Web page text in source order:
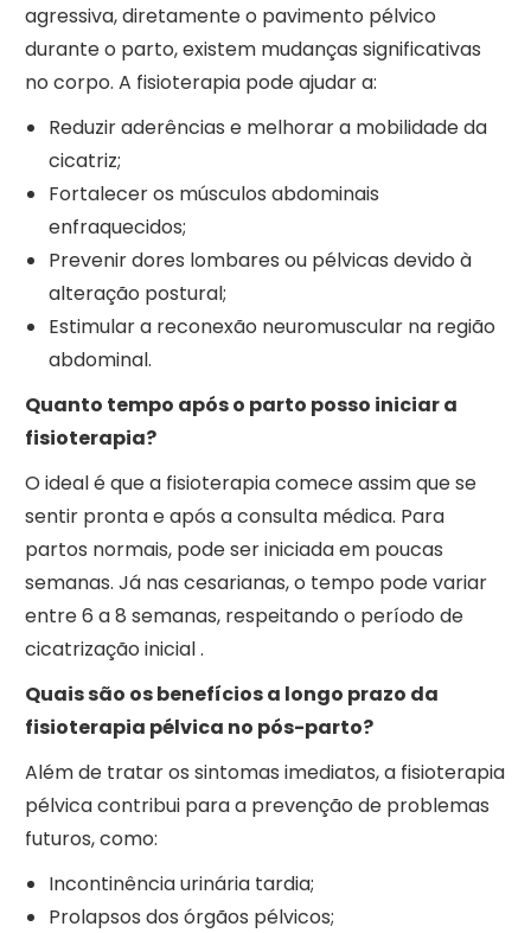
agressiva, diretamente o pavimento pélvico
durante o parto, existem mudanças significativas
no corpo. A fisioterapia pode ajudar a:
Reduzir aderências e melhorar a mobilidade da
cicatriz;
Fortalecer os músculos abdominais
enfraquecidos;
Prevenir dores lombares ou pélvicas devido à
alteração postural;
Estimular a reconexão neuromuscular na região
abdominal.
Quanto tempo após o parto posso iniciar a
fisioterapia?
O ideal é que a fisioterapia comece assim que se
sentir pronta e após a consulta médica. Para
partos normais, pode ser iniciada em poucas
semanas. Já nas cesarianas, o tempo pode variar
entre 6 a 8 semanas, respeitando o período de
cicatrização inicial .
Quais são os benefícios a longo prazo da
fisioterapia pélvica no pós-parto?
Além de tratar os sintomas imediatos, a fisioterapia
pélvica contribui para a prevenção de problemas
futuros, como:
Incontinência urinária tardia;
Prolapsos dos órgãos pélvicos;